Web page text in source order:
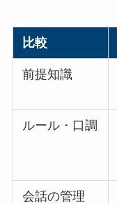
比較
前提知識
ルール・口調
会話の管理